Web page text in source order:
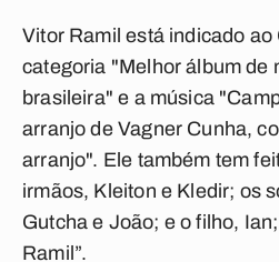
Vitor Ramil está indicado
categoria "Melhor álbum de
brasileira" e a música
arranjo de Vagner Cunha,
arranjo". Ele também tem
irmãos, Kleiton e Kledir; os
Gutcha e João; e o filho,
Ramil”.